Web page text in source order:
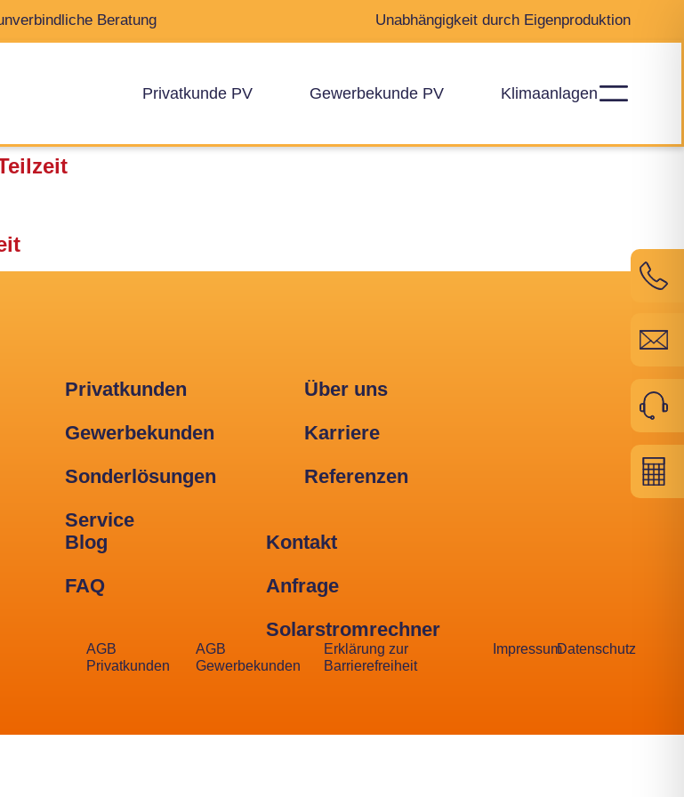
Beratung Unabhängigkeit durch Eigenproduktion
Privatkunde PV Gewerbekunde PV Klimaanlagen
Privatkunden
Gewerbekunden
Sonderlösungen
Service
Über uns
Karriere
Referenzen
Blog
FAQ
Kontakt
Anfrage
Solarstromrechner
AGB
Privatkunden
AGB
Gewerbekunden
Erklärung zur
Barrierefreiheit
ImpressumDatenschutz